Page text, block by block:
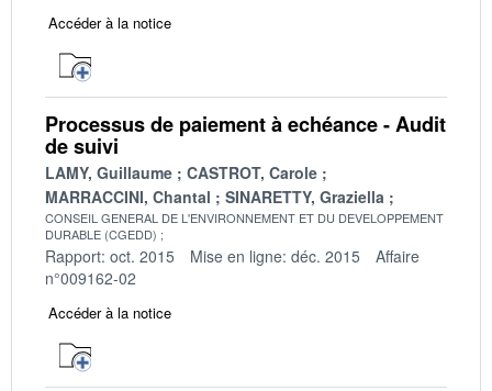
Accéder à la notice
Processus de paiement à echéance - Audit
de suivi
LAMY, Guillaume
CASTROT, Carole
MARRACCINI, Chantal
SINARETTY, Graziella
CONSEIL GENERAL DE L'ENVIRONNEMENT ET DU DEVELOPPEMENT
DURABLE (CGEDD)
Rapport: oct. 2015 Mise en ligne: déc. 2015
Affaire
n°009162-02
Accéder à la notice